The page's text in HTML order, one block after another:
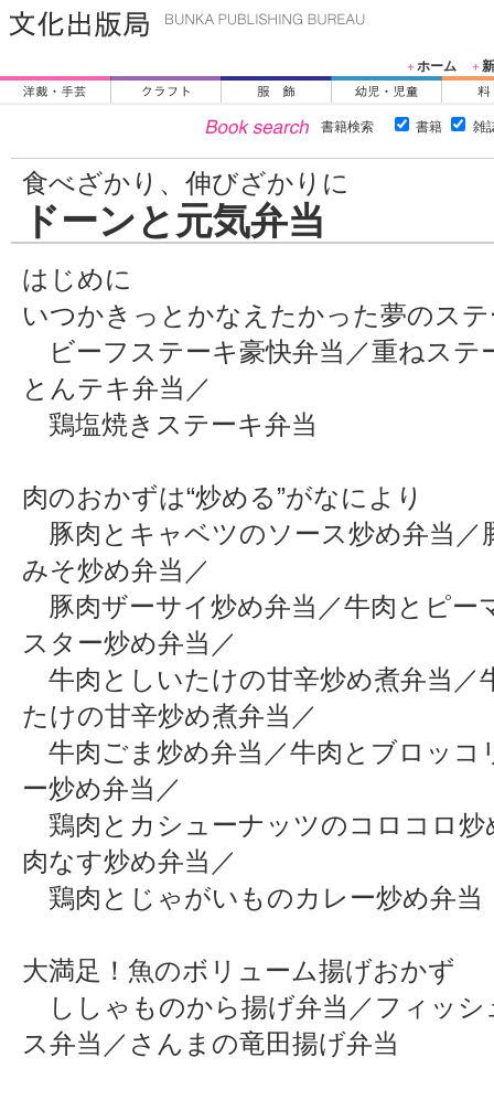
＋ホーム ＋
書籍検索 書籍 雑
食べざかり、伸びざかりに
ドーンと元気弁当
はじめに
いつかきっとかなえたかった夢のス
ビーフステーキ豪快弁当／重ねステ
とんテキ弁当／
鶏塩焼きステーキ弁当
肉のおかずは“炒める”がなにより
豚肉とキャベツのソース炒め弁当／
みそ炒め弁当／
豚肉ザーサイ炒め弁当／牛肉とピー
スター炒め弁当／
牛肉としいたけの甘辛炒め煮弁当／
たけの甘辛炒め煮弁当／
牛肉ごま炒め弁当／牛肉とブロッコ
ー炒め弁当／
鶏肉とカシューナッツのコロコロ炒
肉なす炒め弁当／
鶏肉とじゃがいものカレー炒め弁当
大満足！魚のボリューム揚げおかず
ししゃものから揚げ弁当／フィッシ
ス弁当／さんまの竜田揚げ弁当